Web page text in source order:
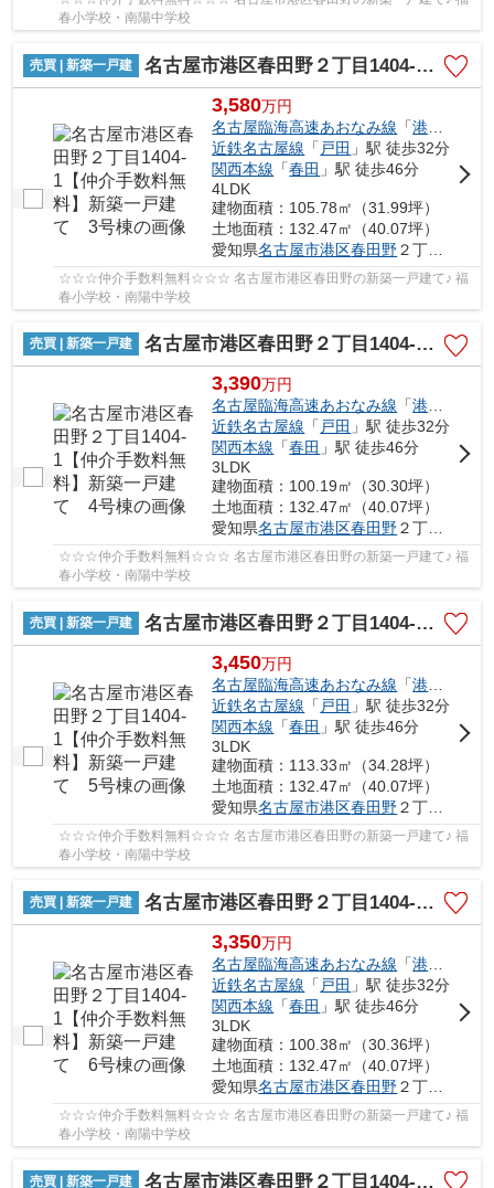
春小学校・南陽中学校
売買 | 新築一戸建 名古屋市港区春田野２丁目1404-1【仲介手数料無料】新築一戸建て 3号棟
3,580万円
名古屋臨海高速あおなみ線 「港北
近鉄名古屋線 「 戸田 」駅 徒歩32分
関西本線 「春田 」駅 徒歩46分
4LDK
建物面積：105.78㎡（31.99坪）
土地面積：132.47㎡（40.07坪）
愛知県名古屋市港区春田野２丁目1404-1
☆☆☆仲介手数料無料☆☆☆ 名古屋市港区春田野の新築一戸建て♪ 福
春小学校・南陽中学校
売買 | 新築一戸建 名古屋市港区春田野２丁目1404-1【仲介手数料無料】新築一戸建て 4号棟
3,390万円
名古屋臨海高速あおなみ線 「港北
近鉄名古屋線 「 戸田 」駅 徒歩32分
関西本線 「春田 」駅 徒歩46分
3LDK
建物面積：100.19㎡（30.30坪）
土地面積：132.47㎡（40.07坪）
愛知県名古屋市港区春田野２丁目1404-1
☆☆☆仲介手数料無料☆☆☆ 名古屋市港区春田野の新築一戸建て♪ 福
春小学校・南陽中学校
売買 | 新築一戸建 名古屋市港区春田野２丁目1404-1【仲介手数料無料】新築一戸建て 5号棟
3,450万円
名古屋臨海高速あおなみ線 「港北
近鉄名古屋線 「 戸田 」駅 徒歩32分
関西本線 「春田 」駅 徒歩46分
3LDK
建物面積：113.33㎡（34.28坪）
土地面積：132.47㎡（40.07坪）
愛知県名古屋市港区春田野２丁目1404-1
☆☆☆仲介手数料無料☆☆☆ 名古屋市港区春田野の新築一戸建て♪ 福
春小学校・南陽中学校
売買 | 新築一戸建 名古屋市港区春田野２丁目1404-1【仲介手数料無料】新築一戸建て 6号棟
3,350万円
名古屋臨海高速あおなみ線 「港北
近鉄名古屋線 「 戸田 」駅 徒歩32分
関西本線 「春田 」駅 徒歩46分
3LDK
建物面積：100.38㎡（30.36坪）
土地面積：132.47㎡（40.07坪）
愛知県名古屋市港区春田野２丁目1404-1
☆☆☆仲介手数料無料☆☆☆ 名古屋市港区春田野の新築一戸建て♪ 福
春小学校・南陽中学校
売買 | 新築一戸建 名古屋市港区春田野２丁目1404-1【仲介手数料無料】新築一戸建て 7号棟